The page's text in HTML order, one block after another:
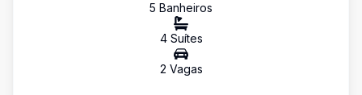
5 Banheiros
4Suítes
2 Vagas